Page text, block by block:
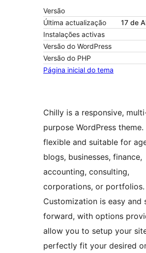
Versão
Última actualização
17 de
Instalações activas
Versão do WordPress
Versão do PHP
Página inicial do tema
Chilly is a responsive,
purpose WordPress theme.
flexible and suitable for
blogs, businesses, finance,
accounting, consulting,
corporations, or portfolios.
Customization is easy and
forward, with options
allow you to setup your
perfectly fit your desired